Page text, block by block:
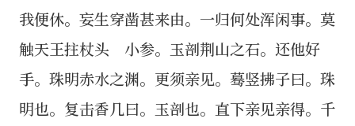
我便休。妄生穿凿甚来由。一归何处浑闲事。莫
触天王拄杖头 小参。玉剖荆山之石。还他好
手。珠明赤水之渊。更须亲见。蓦竖拂子曰。珠
明也。复击香几曰。玉剖也。直下亲见亲得。千